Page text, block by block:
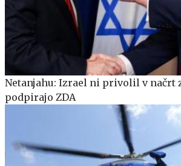
Netanjahu: Izrael ni privolil v načrt
podpirajo ZDA